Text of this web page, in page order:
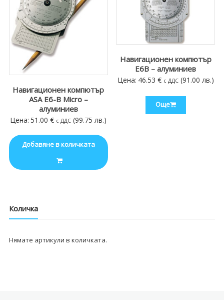
Навигационен компютър
ASA E6-B Micro –
алуминиев
Цена: 51.00€ с ДДС (99.75 лв.)
Добавяне в количката
Навигационен компютър
E6B – алуминиев
Цена: 46.53 € с ДДС (91.00 лв.)
Още
Количка
Нямате артикули в количката.